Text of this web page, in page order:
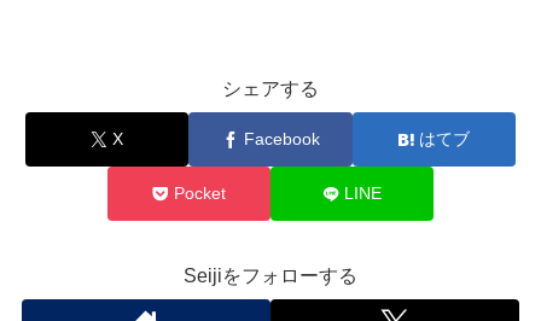
シェアする
X Facebook はてブ
Pocket LINE
Seijiをフォローする